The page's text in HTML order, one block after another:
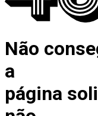
Não
a
página